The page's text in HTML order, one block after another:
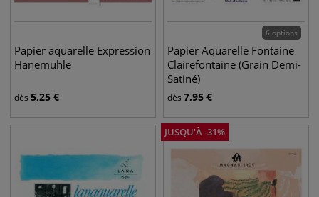
Papier aquarelle Expression
Hanemühle
dès 5,25 €
6 options
Papier Aquarelle Fontaine
Clairefontaine (Grain Demi-
Satiné)
dès 7,95 €
JUSQU'À-31%